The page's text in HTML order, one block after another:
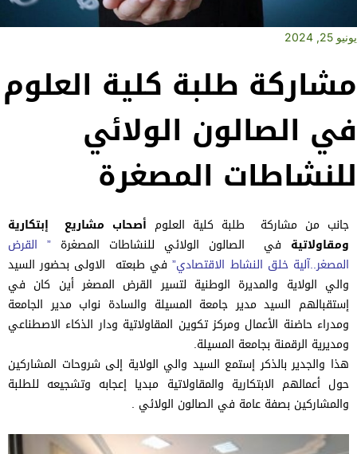
يونيو 25, 2024
مشاركة طلبة كلية العلوم
في الصالون الولائي
للنشاطات المصغرة
جانب من مشاركة طلبة كلية العلوم أصحاب مشاريع إبتكارية
ومقاولاتية في الصالون الولائي للنشاطات المصغرة ” القرض
المصغر..آلية خلق النشاط الاقتصادي”في طبعته الاولى بحضور السيد
والي الولاية والمديرة الوطنية لتسير القرض المصغر أين كان في
إستقبالهم السيد مدير جامعة المسيلة والسادة نواب مدير الجامعة
ومدراء حاضنة الأعمال ومركز تكوين المقاولاتية ودار الذكاء الاصطناعي
ومديرية الرقمنة بجامعة المسيلة.
هذا والجدير بالذكر إستمع السيد والي الولاية إلى شروحات المشاركين
حول أعمالهم الابتكارية والمقاولاتية مبديا إعجابه وتشجيعه للطلبة
والمشاركين بصفة عامة في الصالون الولائي .